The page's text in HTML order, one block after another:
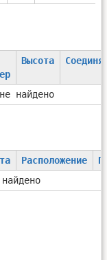
Высота
найдено
Расположение